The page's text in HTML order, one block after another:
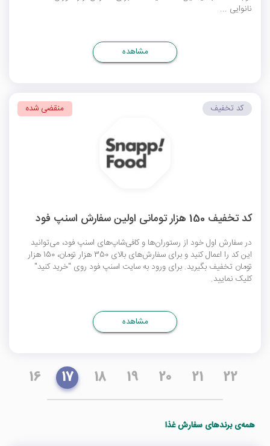
نانوایی ...
مشاهده
کد تخفیف 150 هزار تومانی اولین سفارش اسنپ فود
در سفارش اول خود از رستوران‌ها و کافی‌شاپ‌های اسنپ فود، می‌توانید
این کد را اعمال کنید و برای سفارش‌های بالای 350 هزار تومان، 150 هزار
تومان تخفیف بگیرید. برای ورود به سایت اسنپ فود روی "خرید کنید"
کلیک نمایید.
کد تخفیف منقضی شده
مشاهده
16 17 18 19 20 21 22
همه‌ی برندهای سفارش غذا